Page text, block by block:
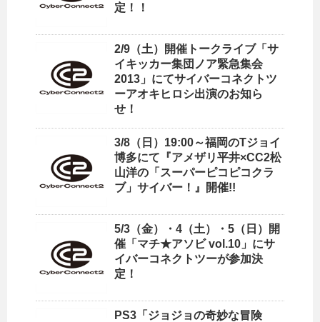
定！！
2/9（土）開催トークライブ「サ
イキッカー集団ノア緊急集会
2013」にてサイバーコネクトツ
ーアオキヒロシ出演のお知ら
せ！
3/8（日）19:00～福岡のTジョイ
博多にて『アメザリ平井×CC2松
山洋の「スーパーピコピコクラ
ブ」サイバー！』開催!!
5/3（金）・4（土）・5（日）開
催「マチ★アソビ vol.10」にサ
イバーコネクトツーが参加決
定！
PS3「ジョジョの奇妙な冒険